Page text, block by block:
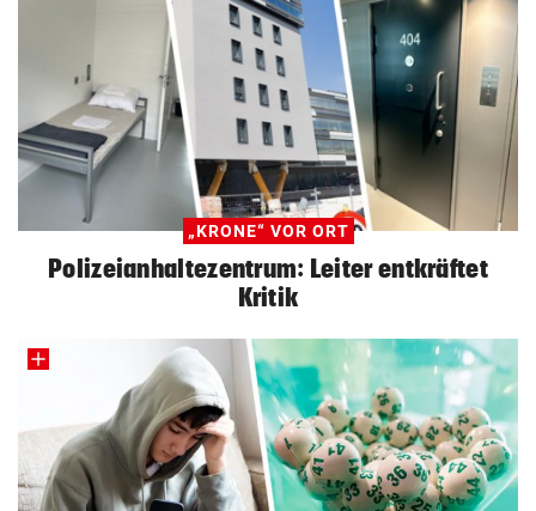
„KRONE“ VOR ORT
Polizeianhaltezentrum: Leiter entkräftet
Kritik